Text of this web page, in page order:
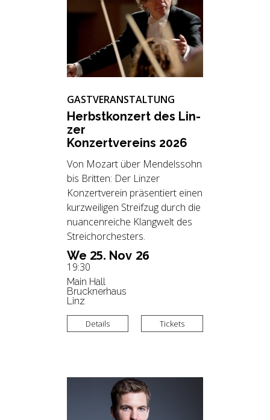
We 25. Nov 26
19:30
Main Hall
Brucknerhaus
Linz
GASTVERANSTALTUNG
Herbst­kon­zert des Lin­
zer
Kon­zert­ver­eins 2026
Von Mozart über Mendelssohn
bis Britten: Der Linzer
Konzertverein präsentiert einen
kurzweiligen Streifzug durch die
nuancenreiche Klangwelt des
Streichorchesters.
Details Tickets